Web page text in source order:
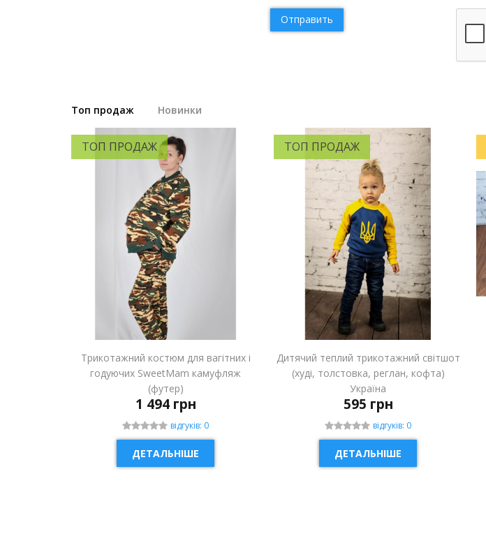
Отправить
Топ продаж Новинки
ТОП ПРОДАЖ
Трикотажний костюм для вагітних і
годуючих SweetMam камуфляж
(футер)
1 494 грн
відгуків: 0
ДЕТАЛЬНІШЕ
ТОП ПРОДАЖ
Дитячий теплий трикотажний світшот
(худі, толстовка, реглан, кофта)
Україна
595 грн
відгуків: 0
ДЕТАЛЬНІШЕ